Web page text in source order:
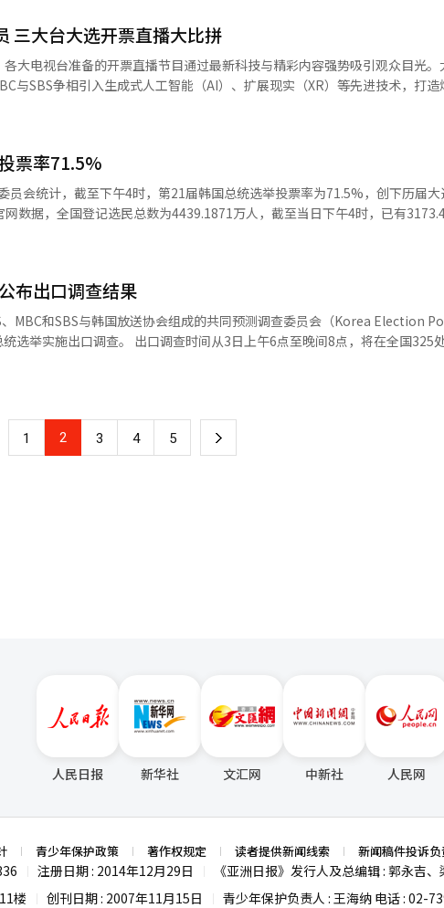
院。 李在明作为韩国政坛极具代表性的平民政治家，他的从政
参政特征，也折射出韩国民主政治发展的多维图景。他草根出身的个人经历
义、权力制衡等核心议题的持续探讨，在当前韩国政治格局面临深刻变革的
坛关注焦点。
同发展的“五极三特”区域结构，通过设立国家自治分权会议、扩大地方财源
主治理重建公共信任 制度改革上，李在明强调“恢复民
限的民主制约，重建国军中立与国民信赖。他主张终结政治报复、推进以能
职与总统任期实现责任行政。他倡导借助数字平台激活公民参与政策过程，
病死 对于社会福祉，李在明提出构建“生涯保
住房方面，他承诺增加优质公共住宅供给，合理调整重建与开发政策。 ◆劳动共生
业政策方面，李在明承诺构建“共生社会”，保障所有劳工权利，同时推动阶
年龄。他强调加强地方劳动监察，推动劳动节法定化，同时为个体商户提
。他也提出支持中小企业数码转型，完善福利平台、强化公平交易救济机制
明主张强化地方国立大学与研
发展加快生态转型 在环保与未来发展领域，李在明把
他提出加快碳中和步伐，推动绿氢、储能、热泵等未来产业发展，逐步实现
大电动汽车普及和空气质量治理。他同时提出保护半岛生物种类，扩大生态
乡村振兴 与民生息息相关的安全问题上，李在明
强化灾害赔偿制度，提高国民安全意识。同时，他提出推广智能农业、提高
策落实、合理分配资源、与国会及地方政府有效协作，成为李在明政府能否真
位。根据法律，韩国须在60日内举行新一届总统选举，原定2027年的大选提
判内乱，恢复民生”的口号，在2日的最后一场拉票活动上，李在明承诺若当
尹锡悦被弹劾而加剧的国内分裂。 李在明将肩负重任，扛下克服经济和安全
弹劾的背景下，恢复韩国民主秩序。如何缓解保守和进步阵营之间对立、弥
。本届大选因尹锡悦遭到弹劾而举行，新任总统当选后，将不经总统职务交
仅包括就职宣誓和就职演说两项主要程序，普信阁敲钟、仪仗队行进及鸣放
行，行政安全部已向国会所在地首尔永登浦区申请道路交通管制，并与警方
名单通常由交接
设立交接机制，行政安全部只能基于预估结果推进筹备，难以与李在明提前
确认其出席意向。 根据韩国宪法第69条，新总统在就任时将庄严
宣誓，作为总统，我将遵守宪法，保卫国家，维护祖国和平统一，我将为增
力履行职务。”
三大台大选开票直播大比拼
大电视台准备的开票直播节目通过最新科技与精彩内容强势吸引观众目光。
与SBS争相引入生成式人工智能（AI）、扩展现实（XR）等先进技术，打造
竞争拉开帷幕。 ◆科技开票舞台 超大LED亮相 KBS在本次总统选
扩展至六面，打造出一个仿佛亲临现场的开票空间。主舞台的LED屏幕宽44
震撼的视觉效果。MBC还准备多达40多种选举转播形式，并利用FPV（第一
技术，为观众提供最佳视听享受。 SBS则挑战“韩国首个XR直播脱口
5个3D设计空间中切换演播室场景，增强观众的沉浸体验。 ◆三大预测系统 竞
口调查、历史选举数据和实时开票状况，综合分析候选人当选概率。该系统
，有望在本次开票直播中展现更高的准确度。 SBS的“有确当”系统则在出口
，评估候选人当选几率，同时结合深入问卷调查，揭示选民心理，丰富报道内容
民主党议员李素永和金相旭、保守阵营的国民力量党议员金宰燮和改革新党
目主持人权纯杓担任主持人。此外还另设特别单元“民主主义 is Science”，
、拥有百万粉丝的优兔（YouTube）科学博主“轨道”共同探讨科学与民主制
票率71.5%
员会统计，截至下午4时，第21届韩国总统选举投票率为71.5%，创下历届大
日至30日的提前投票（投票率34.74%，投票人数超过1500万），以及海外投
69.8%，除首尔外均低于全国平均水平。 随着本届大选提前投票率创下历史
年第15届大选以来首次突破80%。截至下午3时，除去提前投票，本次本投
间启动，初步计票结果有望在4日凌晨出炉，最终结果预计将于4日上午揭晓
布出口调查结果
MBC和SBS与韩国放送协会组成的共同预测调查委员会（Korea Election
3日上午6点至晚间8点，将在全国325处投票站对
结束的晚间8点同步公开。 出口调查（Exit Poll）是指在选举投票结束
百分点。最终开票结果显示，尹锡悦和李在明的实际得票率分别为48.56%和
2012年第18届总统大选和2017年
果高度吻合。
1 2 3 4 5 下
人民日报 新华社 文汇网 中新社 人民网
青少年保护政策 著作权规定 读者提供新闻线索 新闻稿件投诉
注册日期 : 2014年12月29日 《亚洲日报》发行人及总编辑 : 郭永吉
楼
创刊日期 : 2007年11月15日 青少年保护负责人 : 王海纳 电话 : 02-